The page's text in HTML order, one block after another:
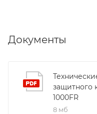
Документы
защитного
1000FR
8 мб